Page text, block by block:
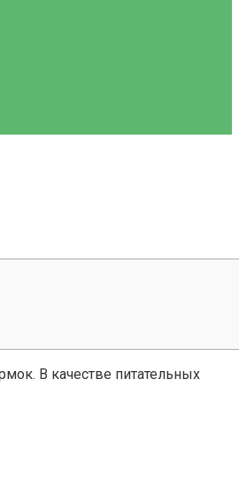
В качестве питательных